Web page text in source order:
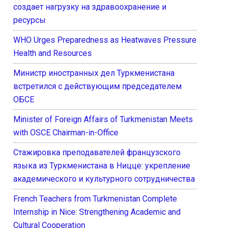
создает нагрузку на здравоохранение и
ресурсы
WHO Urges Preparedness as Heatwaves Pressure
Health and Resources
Министр иностранных дел Туркменистана
встретился с действующим председателем
ОБСЕ
Minister of Foreign Affairs of Turkmenistan Meets
with OSCE Chairman-in-Office
Стажировка преподавателей французского
языка из Туркменистана в Ницце: укрепление
академического и культурного сотрудничества
French Teachers from Turkmenistan Complete
Internship in Nice: Strengthening Academic and
Cultural Cooperation